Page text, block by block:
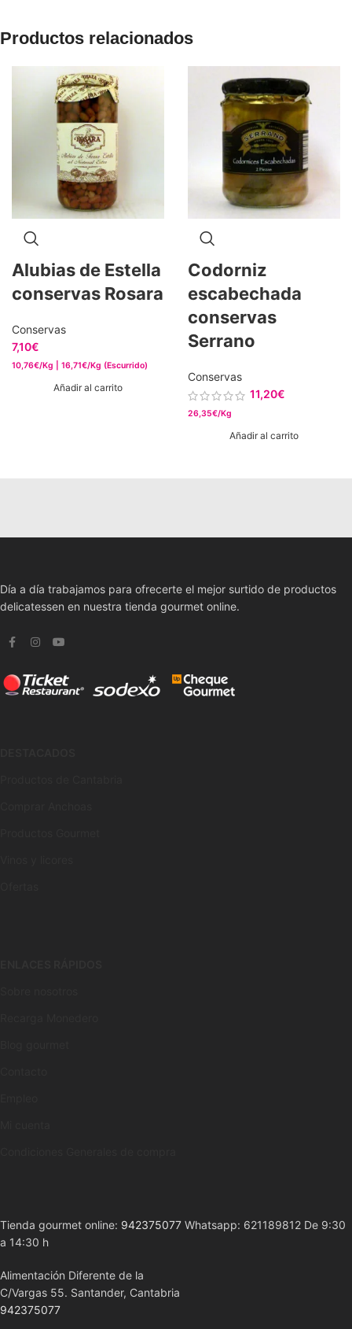
Productos relacionados
Alubias de Estella
conservas Rosara
Conservas
7,10€
10,76€/Kg | 16,71€/Kg (Escurrido)
Añadir al carrito
Codorniz
escabechada
conservas
Serrano
Conservas
11,20€
26,35€/Kg
Añadir al carrito
Día a día trabajamos para ofrecerte el mejor surtido de productos
delicatessen en nuestra tienda gourmet online.
Tienda gourmet online: 942375077 Whatsapp: 621189812 De 9:30
a 14:30 h
Alimentación Diferente de la
C/Vargas 55. Santander, Cantabria
942375077